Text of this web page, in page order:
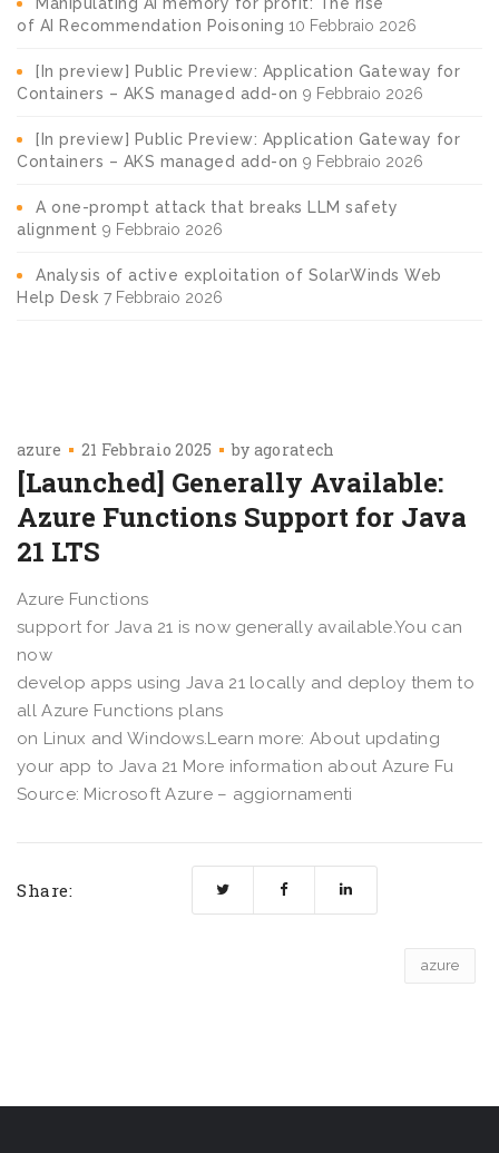
of AI Recommendation Poisoning 10 Febbraio 2026
[In preview] Public Preview: Application Gateway for
Containers – AKS managed add-on 9 Febbraio 2026
[In preview] Public Preview: Application Gateway for
Containers – AKS managed add-on 9 Febbraio 2026
A one-prompt attack that breaks LLM safety
alignment 9 Febbraio 2026
Analysis of active exploitation of SolarWinds Web
Help Desk 7 Febbraio 2026
azure 21 Febbraio 2025 by agoratech
[Launched] Generally Available:
Azure Functions Support for Java
21 LTS
Azure Functions
support for Java 21 is now generally available.You can
now
develop apps using Java 21 locally and deploy them to
all Azure Functions plans
on Linux and Windows.Learn more: About updating
your app to Java 21 More information about Azure Fu
Source: Microsoft Azure – aggiornamenti
Share:
azure